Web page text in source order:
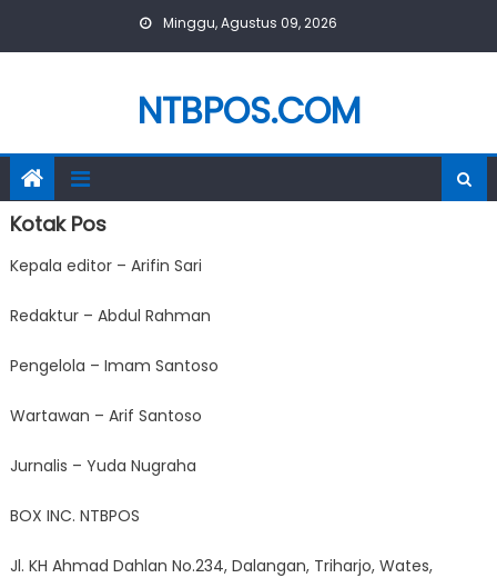
Minggu, Agustus 09, 2026
NTBPOS.COM
Kotak Pos
Kepala editor – Arifin Sari
Redaktur – Abdul Rahman
Pengelola – Imam Santoso
Wartawan – Arif Santoso
Jurnalis – Yuda Nugraha
BOX INC. NTBPOS
Jl. KH Ahmad Dahlan No.234, Dalangan, Triharjo, Wates,